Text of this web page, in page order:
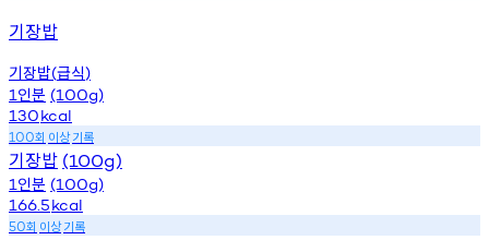
기장밥
기장밥(급식)
1 인분 (100g)
130kcal
100회 이상기록
기장밥 (100g)
1 인분 (100g)
166.5kcal
50회 이상기록